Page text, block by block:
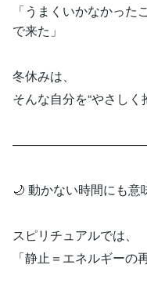
「うまくいかなかった
で来た」
冬休みは、
そんな自分を“やさしく
🌙 動かない時間にも意
スピリチュアルでは、
「静止＝エネルギーの